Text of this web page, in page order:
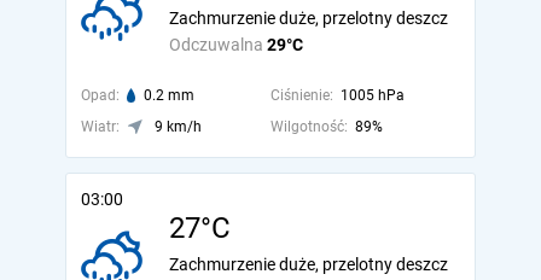
Odczuwalna 29°C
Zachmurzenie duże, przelotny deszcz
Opad: 0.2 mm Ciśnienie: 1005 hPa
Wiatr:
9 km/h Wilgotność: 89%
03:00
27°C
Zachmurzenie duże, przelotny deszcz